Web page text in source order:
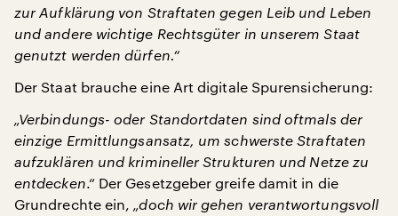
zur Aufklärung von Straftaten gegen Leib und Leben
und andere wichtige Rechtsgüter in unserem Staat
genutzt werden dürfen.“
Der Staat brauche eine Art digitale Spurensicherung:
„Verbindungs- oder Standortdaten sind oftmals der
einzige Ermittlungsansatz, um schwerste Straftaten
aufzuklären und krimineller Strukturen und Netze zu
entdecken.“ Der Gesetzgeber greife damit in die
Grundrechte ein, „doch wir gehen verantwortungsvoll